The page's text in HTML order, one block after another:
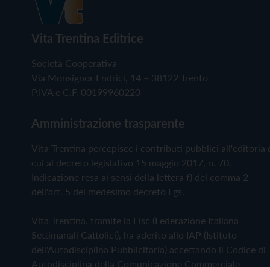
Vita Trentina Editrice
Società Cooperativa
Via Monsignor Endrici, 14 – 38122 Trento
P.IVA e C.F. 00199960220
Amministrazione trasparente
Vita Trentina percepisce i contributi pubblici all'editoria
cui al decreto legislativo 15 maggio 2017, n. 70.
Indicazione resa ai sensi della lettera f) del comma 2
dell'art. 5 del medesimo decreto Lgs.
Vita Trentina, tramite la Fisc (Federazione Italiana
Settimanali Cattolici), ha aderito allo IAP (Istituto
dell'Autodisciplina Pubblicitaria) accettando il Codice di
Autodisciplina della Comunicazione Commerciale